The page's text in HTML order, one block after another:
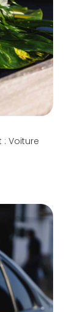
Voiture